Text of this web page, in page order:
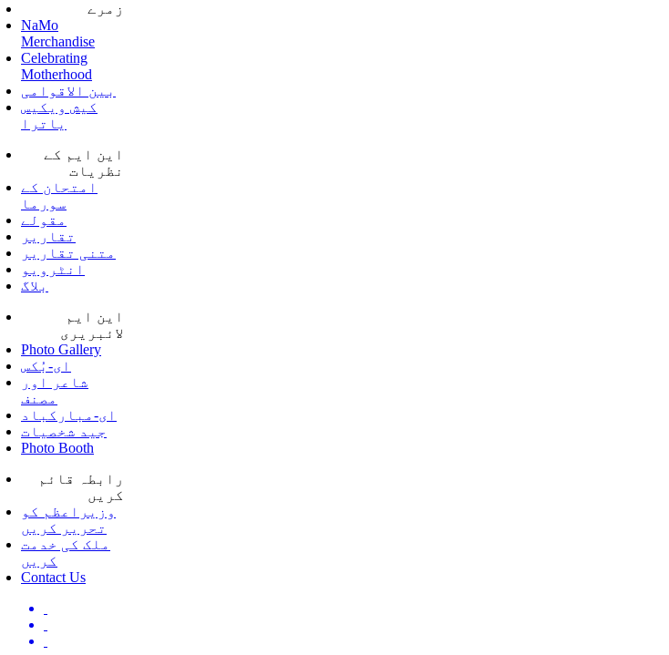
زمرے
NaMo
Merchandise
Celebrating
Motherhood
بین الاقوامی
کیش ویکیس
یاترا
این ایم کے
نظریات
امتحان کے
سورما
مقولے
تقاریر
متنی تقاریر
انٹرویو
بلاگ
این ایم
لائبریری
Photo Gallery
ای-بُکس
شاعر اور
مصنف
ای-مبارکباد
جید شخصیات
Photo Booth
رابطہ قائم
کریں
وزیراعظم کو
تحریر کریں
ملک کی خدمت
کریں
Contact Us